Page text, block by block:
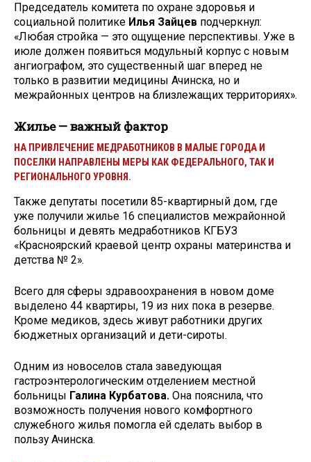
Председатель комитета по охране здоровья и
социальной политике Илья Зайцев подчеркнул:
«Любая стройка — это ощущение перспективы. Уже в
июле должен появиться модульный корпус с новым
ангиографом, это существенный шаг вперед не
только в развитии медицины Ачинска, но и
межрайонных центров на близлежащих территориях».
Жилье — важный фактор
НА ПРИВЛЕЧЕНИЕ МЕДРАБОТНИКОВ В МАЛЫЕ ГОРОДА И
ПОСЕЛКИ НАПРАВЛЕНЫ МЕРЫ КАК ФЕДЕРАЛЬНОГО, ТАК И
РЕГИОНАЛЬНОГО УРОВНЯ.
Также депутаты посетили 85-квартирный дом, где
уже получили жилье 16 специалистов межрайонной
больницы и девять медработников КГБУЗ
«Красноярский краевой центр охраны материнства и
детства № 2».
Всего для сферы здравоохранения в новом доме
выделено 44 квартиры, 19 из них пока в резерве.
Кроме медиков, здесь живут работники других
бюджетных организаций и дети-сироты.
Одним из новоселов стала заведующая
гастроэнтерологическим отделением местной
больницы Галина Курбатова. Она пояснила, что
возможность получения нового комфортного
служебного жилья помогла ей сделать выбор в
пользу Ачинска.